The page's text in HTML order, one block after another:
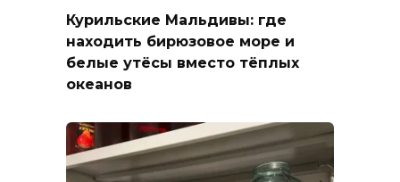
Курильские Мальдивы: где
находить бирюзовое море и
белые утёсы вместо тёплых
океанов